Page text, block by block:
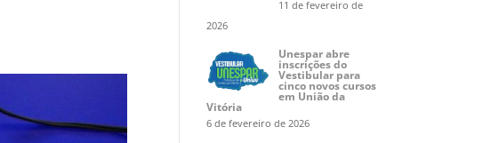
11 de fevereiro de
2026
Unespar abre
inscrições do
Vestibular para
cinco novos cursos
em União da
Vitória
6 de fevereiro de 2026